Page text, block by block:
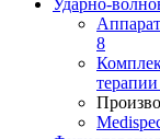
8
терапии